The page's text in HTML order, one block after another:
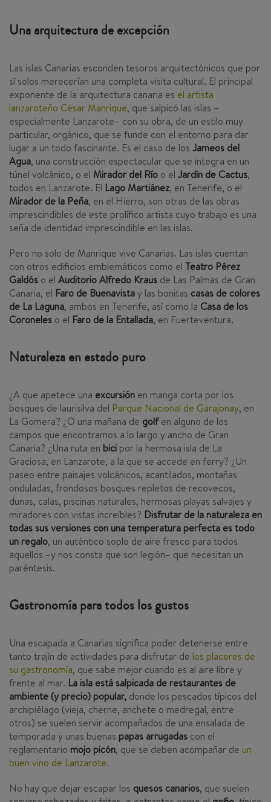
Una arquitectura de excepción
Las islas Canarias esconden tesoros arquitectónicos que por
sí solos merecerían una completa visita cultural. El principal
exponente de la arquitectura canaria es el artista
lanzaroteño César Manrique, que salpicó las islas –
especialmente Lanzarote– con su obra, de un estilo muy
particular, orgánico, que se funde con el entorno para dar
lugar a un todo fascinante. Es el caso de los Jameos del
Agua, una construcción espectacular que se integra en un
túnel volcánico, o el Mirador del Río o el Jardín de Cactus,
todos en Lanzarote. El Lago Martiánez, en Tenerife, o el
Mirador de la Peña, en el Hierro, son otras de las obras
imprescindibles de este prolífico artista cuyo trabajo es una
seña de identidad imprescindible en las islas.
Pero no solo de Manrique vive Canarias. Las islas cuentan
con otros edificios emblemáticos como el Teatro Pérez
Galdós o el Auditorio Alfredo Kraus de Las Palmas de Gran
Canaria, el Faro de Buenavistay las bonitas casas de colores
de La Laguna, ambos en Tenerife, así como la Casa de los
Coroneles o el Faro de la Entallada, en Fuerteventura.
Naturaleza en estado puro
¿A que apetece una excursión en manga corta por los
bosques de laurisilva del Parque Nacional de Garajonay, en
La Gomera? ¿O una mañana de golfen alguno de los
campos que encontramos a lo largo y ancho de Gran
Canaria? ¿Una ruta en bici por la hermosa isla de La
Graciosa, en Lanzarote, a la que se accede en ferry? ¿Un
paseo entre paisajes volcánicos, acantilados, montañas
onduladas, frondosos bosques repletos de recovecos,
dunas, calas, piscinas naturales, hermosas playas salvajes y
miradores con vistas increíbles? Disfrutar de la naturaleza en
todas sus versiones con una temperatura perfecta es todo
un regalo, un auténtico soplo de aire fresco para todos
aquellos –y nos consta que son legión– que necesitan un
paréntesis.
Gastronomía para todos los gustos
Una escapada a Canarias significa poder detenerse entre
tanto trajín de actividades para disfrutar de los placeres de
su gastronomía, que sabe mejor cuando es al aire libre y
frente al mar. La isla está salpicada de restaurantes de
ambiente (y precio) popular, donde los pescados típicos del
archipiélago (vieja, cherne, anchete o medregal, entre
otros) se suelen servir acompañados de una ensalada de
temporada y unas buenas papas arrugadas con el
reglamentario mojo picón, que se deben acompañar de un
buen vino de Lanzarote.
No hay que dejar escapar los quesos canarios, que suelen